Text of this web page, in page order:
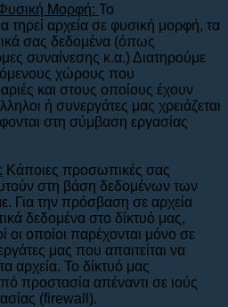
Μορφή: To
τηρεί αρχεία σε φυσική μορφή, τα
σας δεδομένα (όπως
συναίνεσης κ.α.) Διατηρούμε
χώρους που
και στους οποίους έχουν
ή συνεργάτες μας χρειάζεται
στη σύμβαση εργασίας
Κάποιες προσωπικές σας
στη βάση δεδομένων των
Για την πρόσβαση σε αρχεία
δεδομένα στο δίκτυό μας,
οι οποίοι παρέχονται μόνο σε
μας που απαιτείται να
αρχεία. Το δίκτυό μας
προστασία απέναντι σε ιούς
(firewall).